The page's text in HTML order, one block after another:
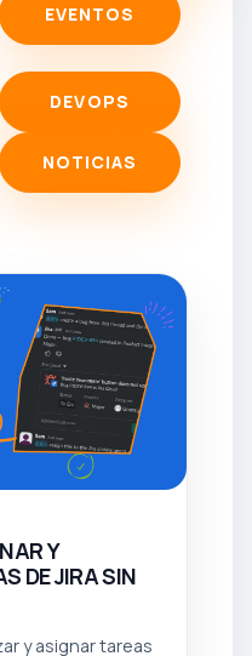
EVENTOS
DEVOPS
NOTICIAS
Y
DE JIRA SIN
y asignar tareas